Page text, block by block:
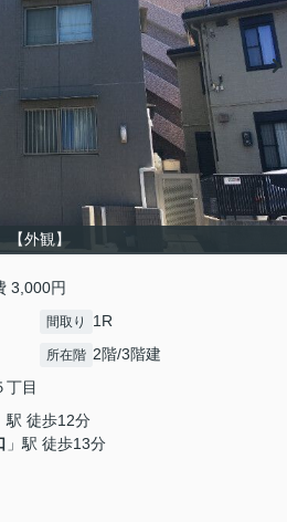
【外観】
3,000円
間取り 1R
所在階 2階/3階建
丁目
駅 徒歩12分
」駅 徒歩13分